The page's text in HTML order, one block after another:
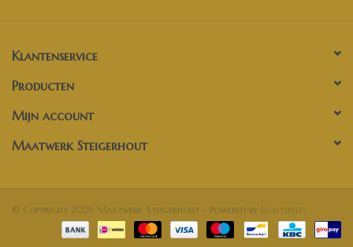
Klantenservice
Producten
Mijn account
Maatwerk Steigerhout
© Copyright 2026 Maatwerk Steigerhout - Powered by Lightspeed